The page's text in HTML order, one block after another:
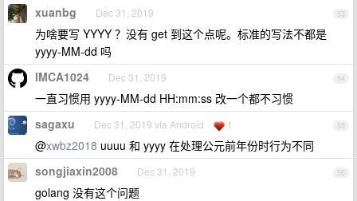
53
xuanbg Dec 31, 2019
为啥要写 YYYY ？没有 get 到这个点呢。标准的写法不都是
yyyy-MM-dd 吗
54
IMCA1024 Dec 31, 2019
一直习惯用 yyyy-MM-dd HH:mm:ss 改一个都不习惯
55
sagaxu Dec 31, 2019 via Android 1
@xwbz2018 uuuu 和 yyyy 在处理公元前年份时行为不同
56
songjiaxin2008 Dec 31, 2019
golang 没有这个问题